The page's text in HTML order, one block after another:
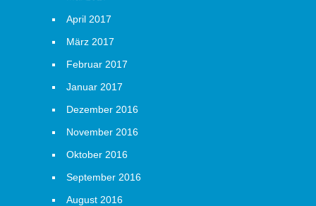
April 2017
März 2017
Februar 2017
Januar 2017
Dezember 2016
November 2016
Oktober 2016
September 2016
August 2016